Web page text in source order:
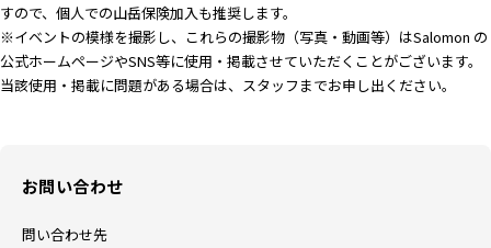
すので、個人での山岳保険加入も推奨します。
※イベントの模様を撮影し、これらの撮影物（写真・動画等）はSalomon の
公式ホームページやSNS等に使用・掲載させていただくことがございます。
当該使用・掲載に問題がある場合は、スタッフまでお申し出ください。
お問い合わせ
問い合わせ先